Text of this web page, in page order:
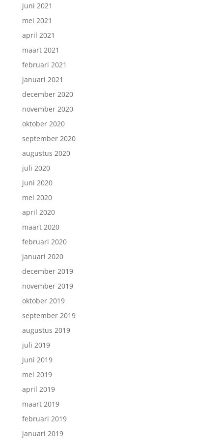
juni 2021
mei 2021
april 2021
maart 2021
februari 2021
januari 2021
december 2020
november 2020
oktober 2020
september 2020
augustus 2020
juli 2020
juni 2020
mei 2020
april 2020
maart 2020
februari 2020
januari 2020
december 2019
november 2019
oktober 2019
september 2019
augustus 2019
juli 2019
juni 2019
mei 2019
april 2019
maart 2019
februari 2019
januari 2019